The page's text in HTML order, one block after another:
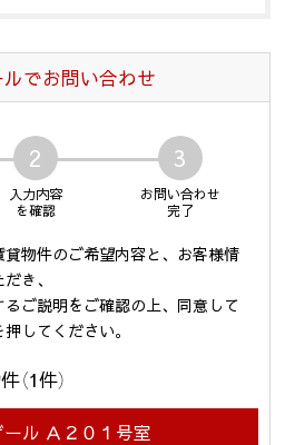
ルでお問い合わせ
2
入力内容
を確認
3
お問い合わせ
完了
物件のご希望内容と、お客様情
き、
ご説明をご確認の上、同意して
してください。
1件）
ル Ａ２０１号室